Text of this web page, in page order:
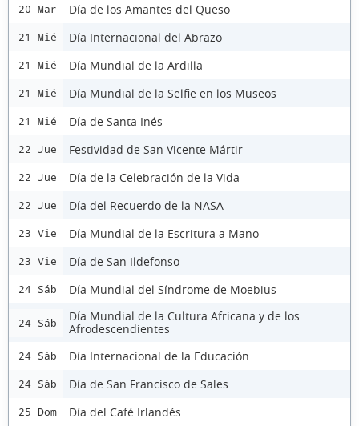
20 Mar Día de los Amantes del Queso
21 Mié Día Internacional del Abrazo
21 Mié Día Mundial de la Ardilla
21 Mié Día Mundial de la Selfie en los Museos
21 Mié Día de Santa Inés
22 Jue Festividad de San Vicente Mártir
22 Jue Día de la Celebración de la Vida
22 Jue Día del Recuerdo de la NASA
23 Vie Día Mundial de la Escritura a Mano
23 Vie Día de San Ildefonso
24 Sáb Día Mundial del Síndrome de Moebius
24 Sáb
Día Mundial de la Cultura Africana y de los
Afrodescendientes
24 Sáb Día Internacional de la Educación
24 Sáb Día de San Francisco de Sales
25 Dom Día del Café Irlandés